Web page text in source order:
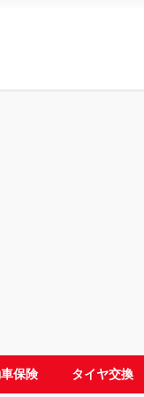
保険 タイヤ交換